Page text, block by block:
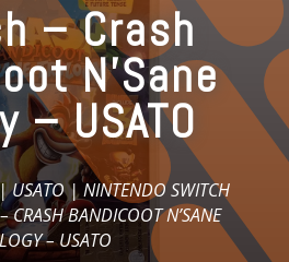
– Crash
N’Sane
– USATO
USATO|NINTENDO SWITCH
CRASH BANDICOOT N’SANE
– USATO